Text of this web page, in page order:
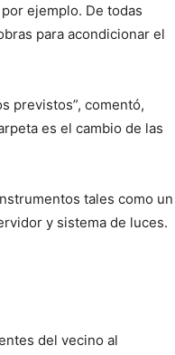
ejemplo. De todas
para acondicionar el
previstos”, comentó,
es el cambio de las
tales como un
y sistema de luces.
del vecino al